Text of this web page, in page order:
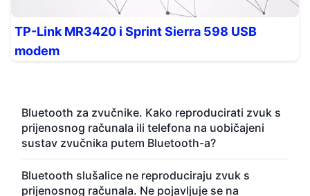
TP-Link MR3420 i Sprint Sierra 598 USB
modem
Bluetooth za zvučnike. Kako reproducirati zvuk s
prijenosnog računala ili telefona na uobičajeni
sustav zvučnika putem Bluetooth-a?
Bluetooth slušalice ne reproduciraju zvuk s
prijenosnog računala. Ne pojavljuje se na